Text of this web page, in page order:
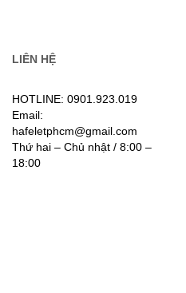
LIÊN HỆ
HOTLINE: 0901.923.019
Email:
hafeletphcm@gmail.com
Thứ hai – Chủ nhật / 8:00 –
18:00